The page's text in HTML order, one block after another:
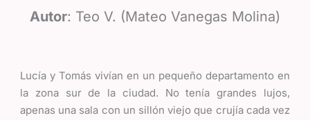
Autor: Teo V. (Mateo Vanegas Molina)
Lucía y Tomás vivían en un pequeño departamento en
la zona sur de la ciudad. No tenía grandes lujos,
apenas una sala con un sillón viejo que crujía cada vez